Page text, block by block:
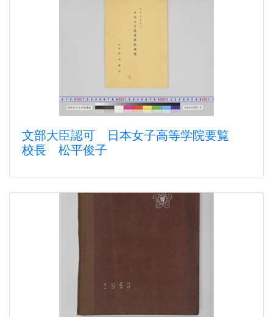
文部大臣認可 日本女子高等学院要覧
校長 松平俊子